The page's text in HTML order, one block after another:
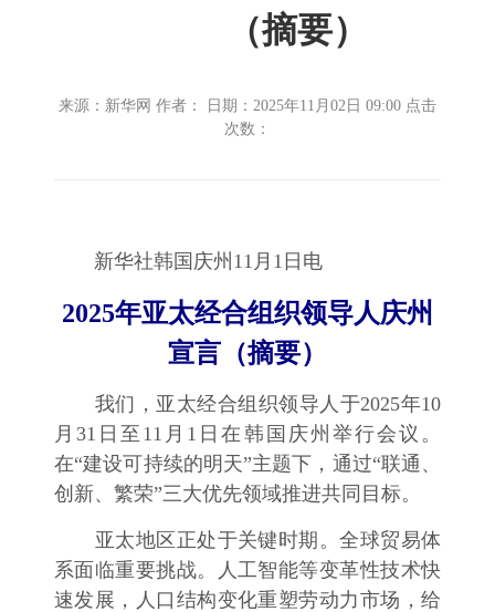
（摘要）
来源：新华网 作者： 日期：2025年11月02日 09:00 点击
次数：
新华社韩国庆州11月1日电
2025年亚太经合组织领导人庆州
宣言（摘要）
我们，亚太经合组织领导人于2025年10
月31日至11月1日在韩国庆州举行会议。
在“建设可持续的明天”主题下，通过“联通、
创新、繁荣”三大优先领域推进共同目标。
亚太地区正处于关键时期。全球贸易体
系面临重要挑战。人工智能等变革性技术快
速发展，人口结构变化重塑劳动力市场，给